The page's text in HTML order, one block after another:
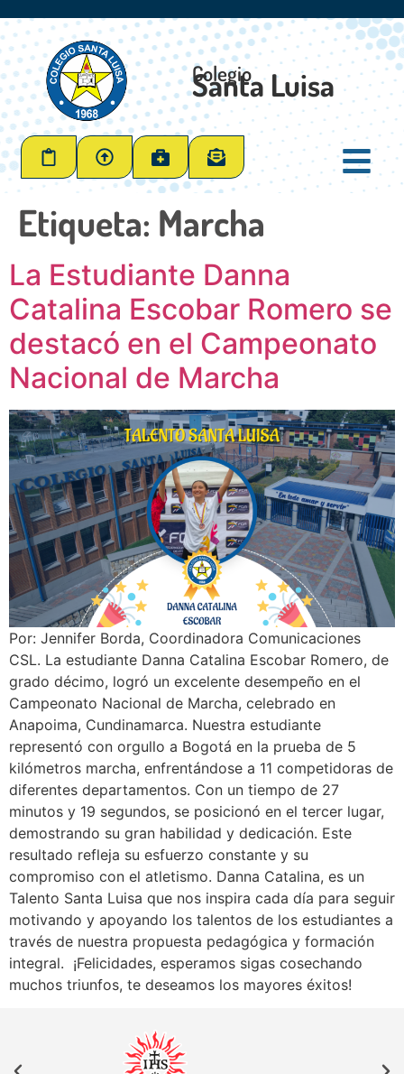
Colegio
Santa Luisa
Etiqueta: Marcha
La Estudiante Danna
Catalina Escobar Romero se
destacó en el Campeonato
Nacional de Marcha
Por: Jennifer Borda, Coordinadora Comunicaciones
CSL. La estudiante Danna Catalina Escobar Romero, de
grado décimo, logró un excelente desempeño en el
Campeonato Nacional de Marcha, celebrado en
Anapoima, Cundinamarca. Nuestra estudiante
representó con orgullo a Bogotá en la prueba de 5
kilómetros marcha, enfrentándose a 11 competidoras de
diferentes departamentos. Con un tiempo de 27
minutos y 19 segundos, se posicionó en el tercer lugar,
demostrando su gran habilidad y dedicación. Este
resultado refleja su esfuerzo constante y su
compromiso con el atletismo. Danna Catalina, es un
Talento Santa Luisa que nos inspira cada día para seguir
motivando y apoyando los talentos de los estudiantes a
través de nuestra propuesta pedagógica y formación
integral. ¡Felicidades, esperamos sigas cosechando
muchos triunfos, te deseamos los mayores éxitos!